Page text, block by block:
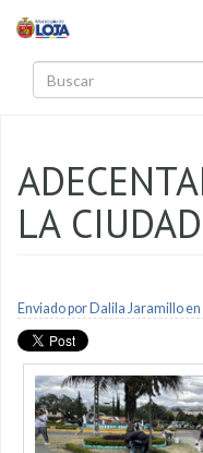
LA CIUDAD
Enviado por Dalila Jaramillo